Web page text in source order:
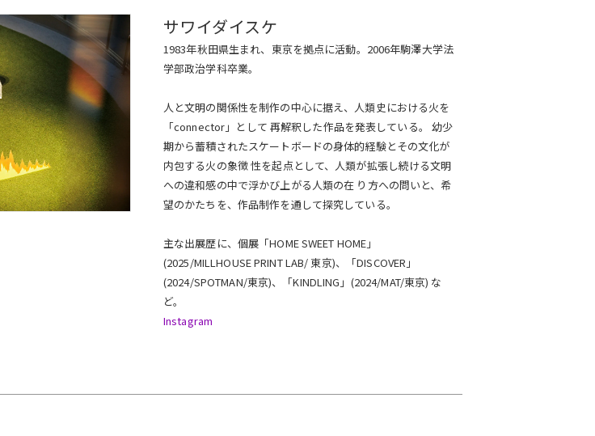
サワイダイスケ
1983年秋田県生まれ、東京を拠点に活動。2006年駒澤大学法
学部政治学科卒業。
人と文明の関係性を制作の中心に据え、人類史における火を
「connector」として 再解釈した作品を発表している。 幼少
期から蓄積されたスケートボードの身体的経験とその文化が
内包する火の象徴 性を起点として、人類が拡張し続ける文明
への違和感の中で浮かび上がる人類の在 り方への問いと、希
望のかたちを、作品制作を通して探究している。
主な出展歴に、個展「HOME SWEET HOME」
(2025/MILLHOUSE PRINT LAB/ 東京)、「DISCOVER」
(2024/SPOTMAN/東京)、「KINDLING」(2024/MAT/東京) な
ど。
Instagram